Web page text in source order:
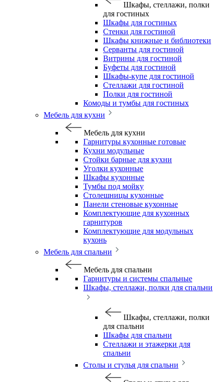
Шкафы, стеллажи, полки
для гостиных
Шкафы для гостиных
Стенки для гостиной
Шкафы книжные и библиотеки
Серванты для гостиной
Витрины для гостиной
Буфеты для гостиной
Шкафы-купе для гостиной
Стеллажи для гостиной
Полки для гостиной
Комоды и тумбы для гостиных
Мебель для кухни
Мебель для кухни
Гарнитуры кухонные готовые
Кухни модульные
Стойки барные для кухни
Уголки кухонные
Шкафы кухонные
Тумбы под мойку
Столешницы кухонные
Панели стеновые кухонные
Комплектующие для кухонных
гарнитуров
Комплектующие для модульных
кухонь
Мебель для спальни
Мебель для спальни
Гарнитуры и системы спальные
Шкафы, стеллажи, полки для спальни
Шкафы, стеллажи, полки
для спальни
Шкафы для спальни
Стеллажи и этажерки для
спальни
Столы и стулья для спальни